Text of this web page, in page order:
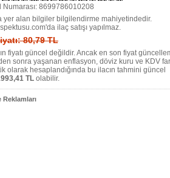
Numarası: 8699786010208
yer alan bilgiler bilgilendirme mahiyetindedir.
ilaç satışı yapılmaz.
80,79 TL
fiyatı güncel değildir. Ancak en son fiyat
sonra yaşanan enflasyon, döviz kuru ve KDV
olarak hesaplandığında bu ilacın tahmini güncel
TL olabilir.
Reklamları